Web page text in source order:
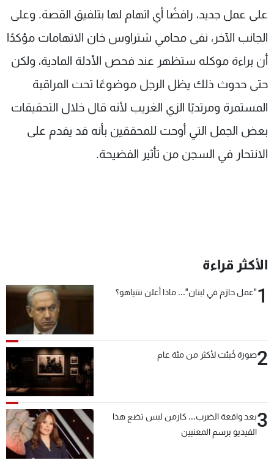
على عمل جديد، رافضًا أي اتهام لها بتلفيق القصة. وعلى
الجانب الآخر، نفى محامي شتراوس خان الاتهامات مؤكدًا
أن براءة موكله ستظهر عند فحص الأدلة المادية، ولكن
حتى حدوث ذلك يظل الرجل موضوعًا تحت المراقبة
المستمرة ومرتديًا الزي الغريب لأنه قال خلال التحقيقات
بعض الجمل التي أوحت للمحققين بأنه قد يقدم على
الانتحار في السجن من تأثير الفضيحة.
الأكثر قراءة
1"عمل حازم في لبنان"... ماذا أعلن نتنياهو؟
2صورة خُبئت لأكثر من مئة عام
3بعد واقعة الضرب... كارمن لبس تضع هذا
الفيديو برسم المعنيين